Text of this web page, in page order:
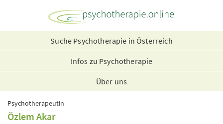
Suche Psychotherapie in Österreich
Infos zu Psychotherapie
Über uns
Psychotherapeutin
Özlem Akar